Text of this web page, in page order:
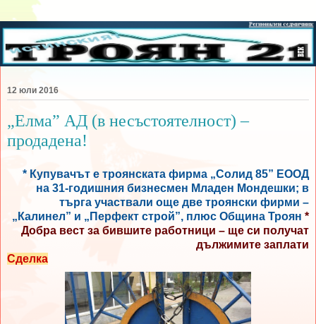
12 юли 2016
„Елма” АД (в несъстоятелност) –
продадена!
* Купувачът е троянската фирма „Солид 85” ЕООД
на 31-годишния бизнесмен Младен Мондешки; в
търга участвали още две троянски фирми –
„Калинел” и „Перфект строй”, плюс Община Троян *
Добра вест за бившите работници – ще си получат
дължимите заплати
Сделка